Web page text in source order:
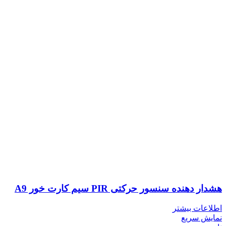
هشدار دهنده سنسور حرکتی PIR سیم کارت خور A9
اطلاعات بیشتر
نمایش سریع